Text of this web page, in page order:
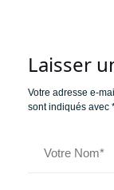
Laisser
Votre adresse e-
sont indiqués avec